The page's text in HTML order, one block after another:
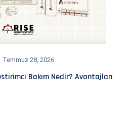
Temmuz 28, 2026
Bakım Nedir? Avantajları